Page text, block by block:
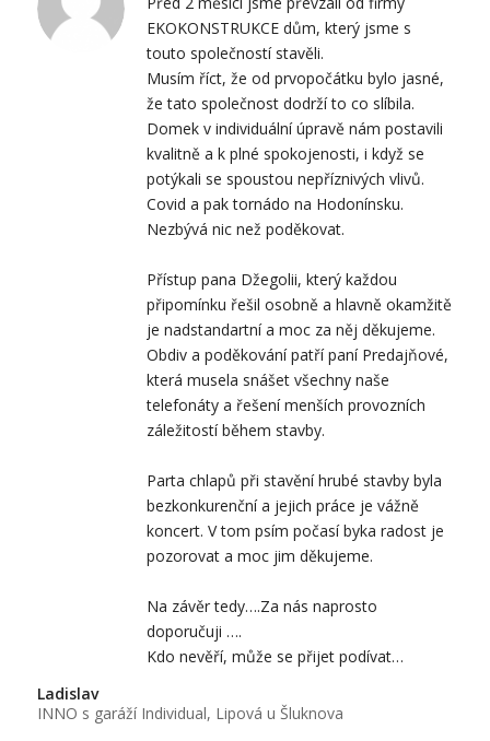
EKOKONSTRUKCE dům, který jsme s
touto společností stavěli.
Musím říct, že od prvopočátku bylo jasné,
že tato společnost dodrží to co slíbila.
Domek v individuální úpravě nám postavili
kvalitně a k plné spokojenosti, i když se
potýkali se spoustou nepříznivých vlivů.
Covid a pak tornádo na Hodonínsku.
Nezbývá nic než poděkovat.
Přístup pana Džegolii, který každou
připomínku řešil osobně a hlavně okamžitě
je nadstandartní a moc za něj děkujeme.
Obdiv a poděkování patří paní Predajňové,
která musela snášet všechny naše
telefonáty a řešení menších provozních
záležitostí během stavby.
Parta chlapů při stavění hrubé stavby byla
bezkonkurenční a jejich práce je vážně
koncert. V tom psím počasí byka radost je
pozorovat a moc jim děkujeme.
Na závěr tedy….Za nás naprosto
doporučuji ….
Kdo nevěří, může se přijet podívat…
Ladislav
INNO s garáží Individual, Lipová u Šluknova